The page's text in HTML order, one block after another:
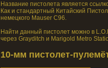
Название пистолета является
Как и стандартный Китайский
немецкого Mauser C96.
Найти данный пистолет можно в
через Grayditch и Marigold Metro
10-мм пистолет-